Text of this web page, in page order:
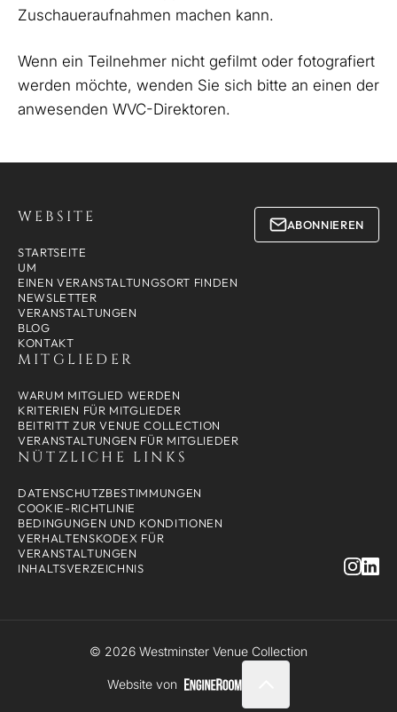
Zuschaueraufnahmen machen kann.
Wenn ein Teilnehmer nicht gefilmt oder fotografiert
werden möchte, wenden Sie sich bitte an einen der
anwesenden WVC-Direktoren.
WEBSITE
STARTSEITE
UM
EINEN VERANSTALTUNGSORT FINDEN
NEWSLETTER
VERANSTALTUNGEN
BLOG
KONTAKT
MITGLIEDER
WARUM MITGLIED WERDEN
KRITERIEN FÜR MITGLIEDER
BEITRITT ZUR VENUE COLLECTION
VERANSTALTUNGEN FÜR MITGLIEDER
NÜTZLICHE LINKS
DATENSCHUTZBESTIMMUNGEN
COOKIE-RICHTLINIE
BEDINGUNGEN UND KONDITIONEN
VERHALTENSKODEX FÜR
VERANSTALTUNGEN
INHALTSVERZEICHNIS
ABONNIEREN
© 2026 Westminster Venue Collection
Website von